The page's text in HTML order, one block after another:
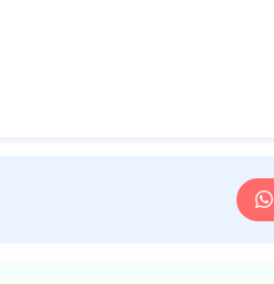
स्थित ऑफिस में जाकर काम करना